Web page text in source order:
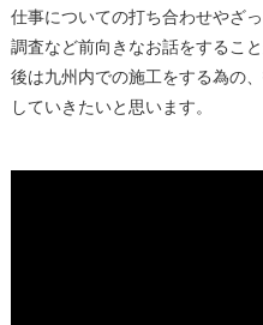
仕事についての打ち合わせやざ
調査など前向きなお話をすること
後は九州内での施工をする為の
していきたいと思います。